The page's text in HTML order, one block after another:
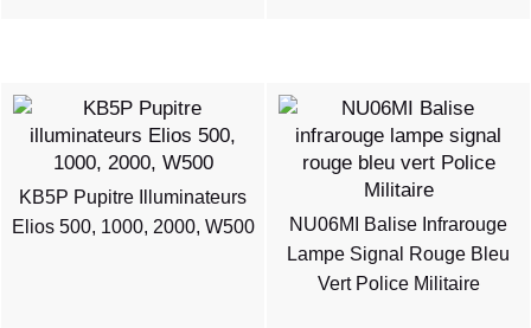
KB5P Pupitre Illuminateurs
Elios 500, 1000, 2000, W500
NU06MI Balise Infrarouge
Lampe Signal Rouge Bleu
Vert Police Militaire